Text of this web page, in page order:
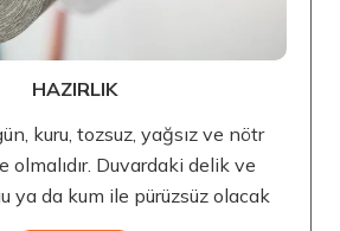
HAZIRLIK
kuru, tozsuz, yağsız ve nötr
olmalıdır. Duvardaki delik ve
ya da kum ile pürüzsüz olacak